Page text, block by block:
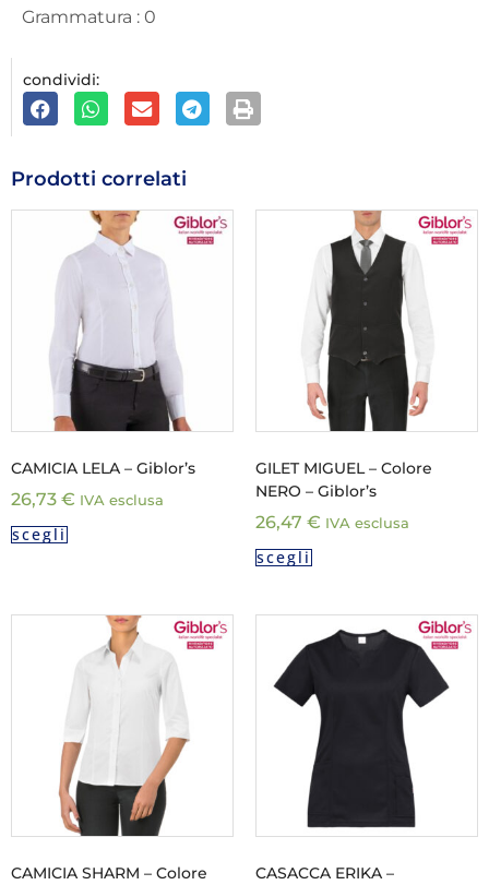
Grammatura : 0
condividi:
Prodotti correlati
CAMICIA LELA – Giblor’s
26,73 € IVA esclusa
scegli
GILET MIGUEL – Colore
NERO – Giblor’s
26,47 € IVA esclusa
scegli
CAMICIA SHARM – Colore
CASACCA ERIKA –